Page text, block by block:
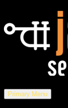
to
content
Primary Menu